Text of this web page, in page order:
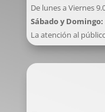
De lunes a Viernes
Sábado y Domingo:
La atención al